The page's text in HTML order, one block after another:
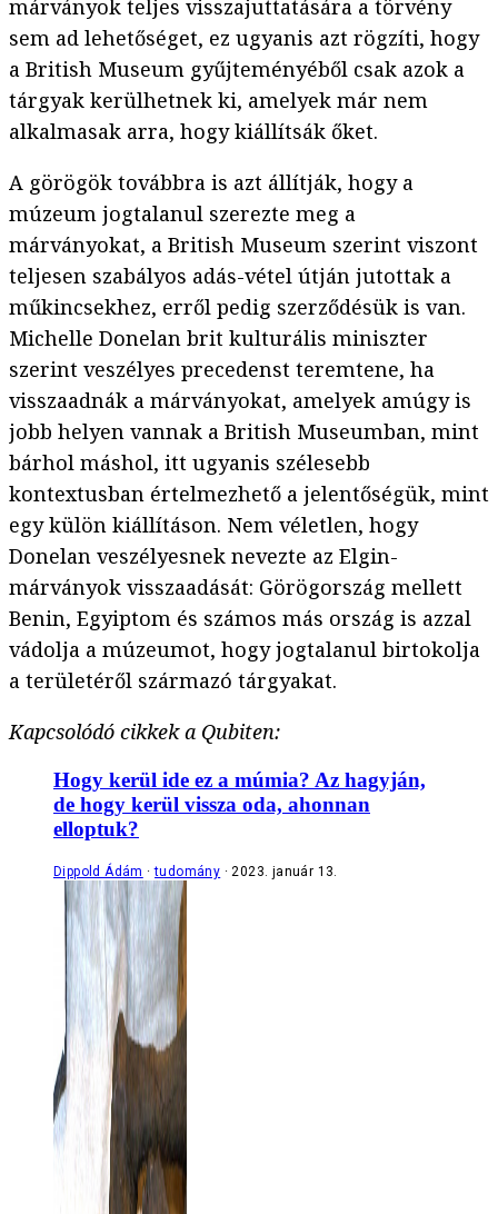
márványok teljes visszajuttatására a törvény
sem ad lehetőséget, ez ugyanis azt rögzíti, hogy
a British Museum gyűjteményéből csak azok a
tárgyak kerülhetnek ki, amelyek már nem
alkalmasak arra, hogy kiállítsák őket.
A görögök továbbra is azt állítják, hogy a
múzeum jogtalanul szerezte meg a
márványokat, a British Museum szerint viszont
teljesen szabályos adás-vétel útján jutottak a
műkincsekhez, erről pedig szerződésük is van.
Michelle Donelan brit kulturális miniszter
szerint veszélyes precedenst teremtene, ha
visszaadnák a márványokat, amelyek amúgy is
jobb helyen vannak a British Museumban, mint
bárhol máshol, itt ugyanis szélesebb
kontextusban értelmezhető a jelentőségük, mint
egy külön kiállításon. Nem véletlen, hogy
Donelan veszélyesnek nevezte az Elgin-
márványok visszaadását: Görögország mellett
Benin, Egyiptom és számos más ország is azzal
vádolja a múzeumot, hogy jogtalanul birtokolja
a területéről származó tárgyakat.
Kapcsolódó cikkek a Qubiten:
Hogy kerül ide ez a múmia? Az hagyján,
de hogy kerül vissza oda, ahonnan
elloptuk?
Dippold Ádám tudomány 2023. január 13.